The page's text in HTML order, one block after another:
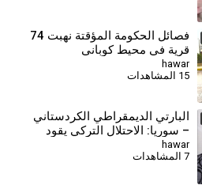
فصائل الحكومة المؤقتة نهبت 74
قرية في محيط كوباني
hawar
15 المشاهدات
⁣البارتي الديمقراطي الكردستاني
– سوريا: الاحتلال التركي يقود
مخططاً لكسر إرادة الشعب
الكردي
hawar
7 المشاهدات